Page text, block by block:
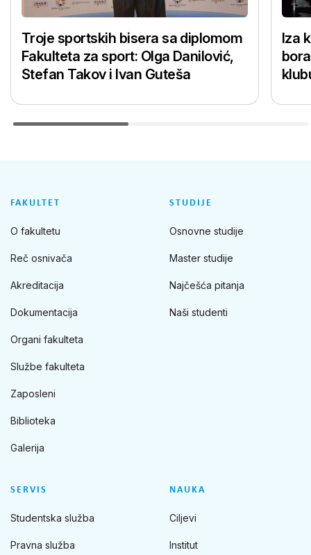
Troje sportskih bisera sa diplomom
Fakulteta za sport: Olga Danilović,
Stefan Takov i Ivan Guteša
Iza
FAKULTET
O fakultetu
Reč osnivača
Akreditacija
Dokumentacija
Organi fakulteta
Službe fakulteta
Zaposleni
Biblioteka
Galerija
STUDIJE
Osnovne studije
Master studije
Najčešća pitanja
Naši studenti
SERVIS
Studentska služba
Pravna služba
NAUKA
Ciljevi
Institut